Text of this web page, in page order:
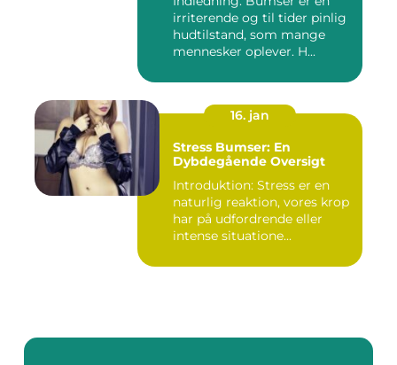
irriterende og til tider pinlig
hudtilstand, som mange
mennesker oplever. H...
16. jan
Stress Bumser: En
Dybdegående Oversigt
Introduktion: Stress er en
naturlig reaktion, vores krop
har på udfordrende eller
intense situatione...